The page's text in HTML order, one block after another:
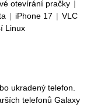
otevírání pračky |
| iPhone 17 | VLC
Linux
ukradený telefon.
telefonů Galaxy